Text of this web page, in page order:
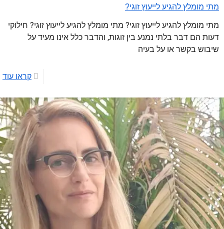
מתי מומלץ להגיע לייעוץ זוגי?
מתי מומלץ להגיע לייעוץ זוגי? מתי מומלץ להגיע לייעוץ זוגי? חילוקי
דעות הם דבר בלתי נמנע בין זוגות, והדבר כלל אינו מעיד על
שיבוש בקשר או על בעיה
קראו עוד